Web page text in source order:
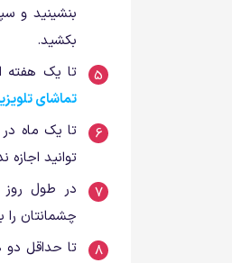
بنشینید و
بکشید.
تا یک هفته
تماشای
تا یک ماه
توانید
در طول روز
چشمانتان را
تا حداقل